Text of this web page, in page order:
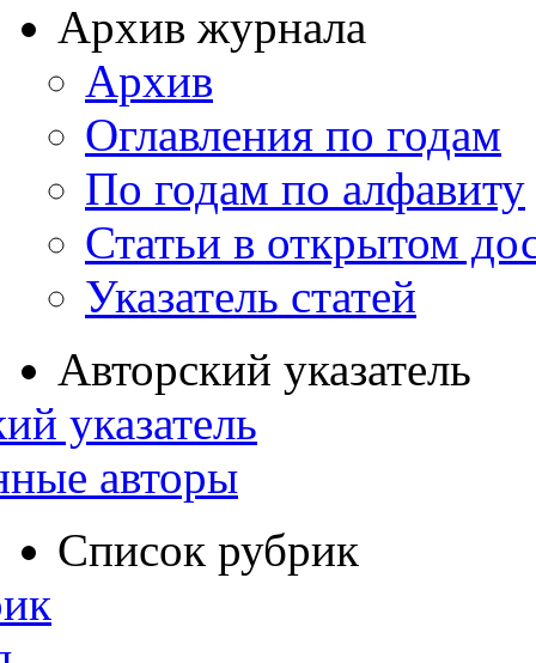
Архив журнала
Архив
Оглавления по годам
По годам по алфавиту
Статьи в открытом
Указатель статей
Авторский указатель
указатель
авторы
Список рубрик